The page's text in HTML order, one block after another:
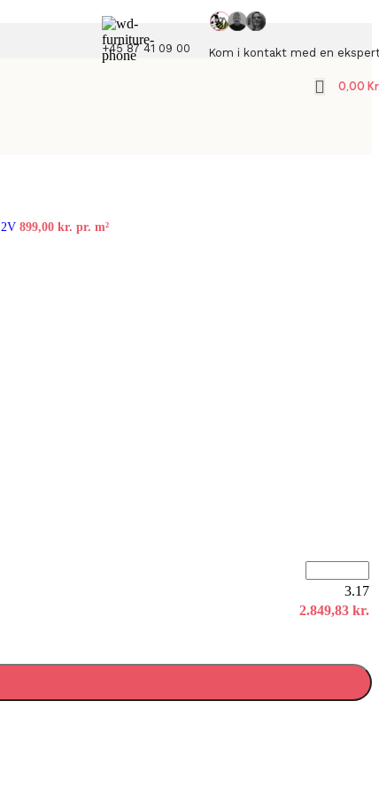
+45 87 41 09 00 Kom i kontakt med en
0,00
899,00 kr. pr. m²
3.17
2.849,83 kr.